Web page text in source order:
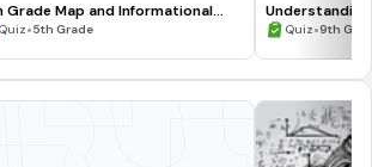
Grade Map and Informational
Skills
Quiz•5th Grade Quiz•9th